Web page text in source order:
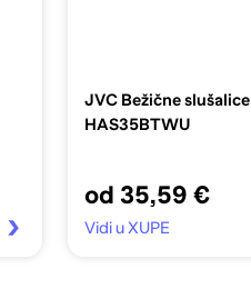
JVC Bežične slušalice
HAS35BTWU
od 35,59 €
Vidi u XUPE